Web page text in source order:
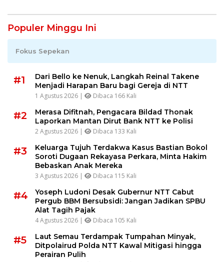
Populer Minggu Ini
Fokus Sepekan
#1
Dari Bello ke Nenuk, Langkah Reinal Takene
Menjadi Harapan Baru bagi Gereja di NTT
1 Agustus 2026 | Dibaca 166 Kali
#2
Merasa Difitnah, Pengacara Bildad Thonak
Laporkan Mantan Dirut Bank NTT ke Polisi
2 Agustus 2026 | Dibaca 133 Kali
#3
Keluarga Tujuh Terdakwa Kasus Bastian Bokol
Soroti Dugaan Rekayasa Perkara, Minta Hakim
Bebaskan Anak Mereka
3 Agustus 2026 | Dibaca 115 Kali
#4
Yoseph Ludoni Desak Gubernur NTT Cabut
Pergub BBM Bersubsidi: Jangan Jadikan SPBU
Alat Tagih Pajak
4 Agustus 2026 | Dibaca 105 Kali
#5
Laut Semau Terdampak Tumpahan Minyak,
Ditpolairud Polda NTT Kawal Mitigasi hingga
Perairan Pulih